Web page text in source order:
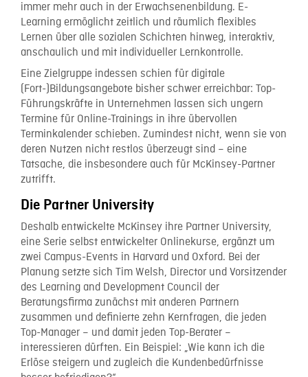
immer mehr auch in der Erwachsenenbildung. E-
Learning ermöglicht zeitlich und räumlich flexibles
Lernen über alle sozialen Schichten hinweg, interaktiv,
anschaulich und mit individueller Lernkontrolle.
Eine Zielgruppe indessen schien für digitale
(Fort-)Bildungsangebote bisher schwer erreichbar: Top-
Führungskräfte in Unternehmen lassen sich ungern
Termine für Online-Trainings in ihre übervollen
Terminkalender schieben. Zumindest nicht, wenn sie von
deren Nutzen nicht restlos überzeugt sind – eine
Tatsache, die insbesondere auch für McKinsey-Partner
zutrifft.
Die Partner University
Deshalb entwickelte McKinsey ihre Partner University,
eine Serie selbst entwickelter Onlinekurse, ergänzt um
zwei Campus-Events in Harvard und Oxford. Bei der
Planung setzte sich Tim Welsh, Director und Vorsitzender
des Learning and Development Council der
Beratungsfirma zunächst mit anderen Partnern
zusammen und definierte zehn Kernfragen, die jeden
Top-Manager – und damit jeden Top-Berater –
interessieren dürften. Ein Beispiel: „Wie kann ich die
Erlöse steigern und zugleich die Kundenbedürfnisse